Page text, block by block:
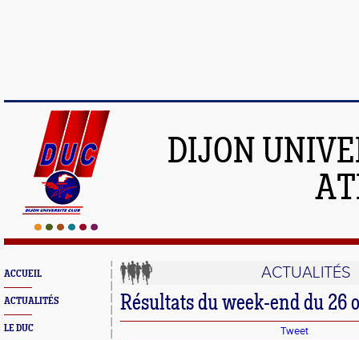
DIJON
ACCUEIL
ACTUALITÉS
LE DUC
ACTUALITÉS
Résultats du week-end du 26
Tweet